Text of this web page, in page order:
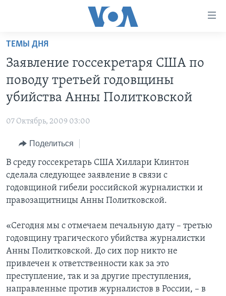
Перейти
основной
контент
Перейти
основной
навигации
Перейти
поиск
АМЕРИКА
ИТОГИ
ПОЧЕМУ ЭТО ВАЖНО?
ДИСКУССИЯ VOA
НЬЮ-ЙОРК NEW YORK
ПРОЕКТЫ
НАША АМЕРИКАНСКАЯ ИСТОРИЯ
А КАК В АМЕРИКЕ?
АРТЕФАКТЫ
АМЕРИКАНСКИЕ ГОРОДКИ
ТЕСТЫ
ИНТЕРВЬЮ
ФАКТЫ ПРОТИВ ФЕЙКОВ
ЗА СВОБОДУ ПРЕССЫ
УЧИМ АНГЛИЙСКИЙ
ВИДЕО
Learning English
ТЕМЫ ДНЯ
Заявление госсекретаря США по
поводу третьей годовщины
убийства Анны Политковской
07 Октябрь, 2009 03:00
Поделиться
В среду госсекретарь США Хиллари Клинтон
сделала следующее заявление в связи с
годовщиной гибели российской журналистки и
правозащитницы Анны Политковской.
«Сегодня мы с отмечаем печальную дату – третью
годовщину трагического убийства журналистки
Анны Политковской. До сих пор никто не
привлечен к ответственности как за это
преступление, так и за другие преступления,
направленные против журналистов в России, – в